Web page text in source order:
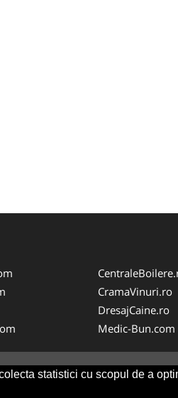
statistici cu scopul de a
CramaVinuri.ro
DresajCaine.ro
Medic-Bun.com
SOL